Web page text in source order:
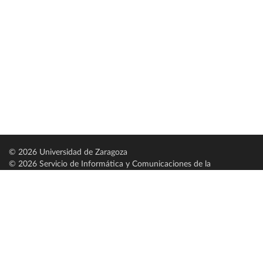
© 2026 Universidad de Zaragoza
© 2026 Servicio de Informática y Comunicaciones de la